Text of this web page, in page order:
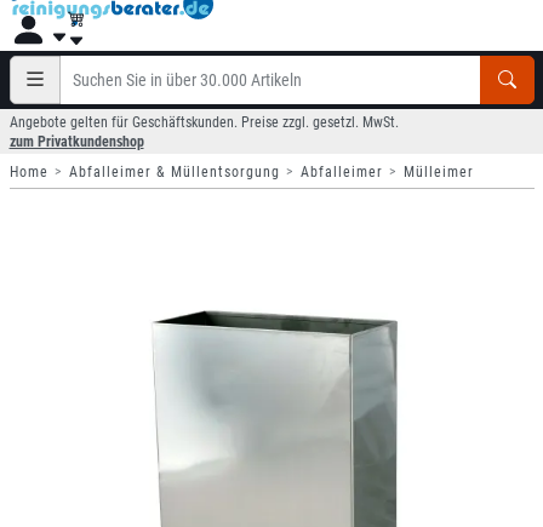
Angebote gelten für Geschäftskunden. Preise zzgl. gesetzl. MwSt.
zum Privatkundenshop
Home
Abfalleimer & Müllentsorgung Abfalleimer Mülleimer